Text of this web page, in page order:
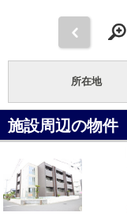
所在地
施設周辺の物件